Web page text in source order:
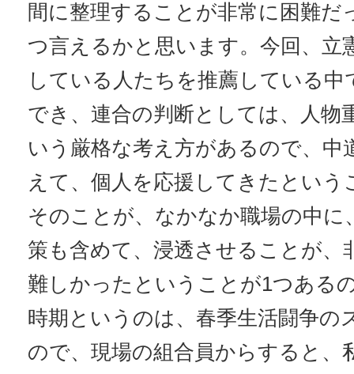
間に整理することが非常に困難だ
つ言えるかと思います。今回、立
している人たちを推薦している中
でき、連合の判断としては、人物
いう厳格な考え方があるので、中
えて、個人を応援してきたという
そのことが、なかなか職場の中に
策も含めて、浸透させることが、
難しかったということが1つある
時期というのは、春季生活闘争の
ので、現場の組合員からすると、